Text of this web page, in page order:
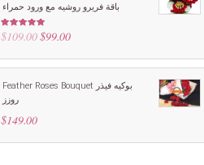
باقة فريرو روشيه مع ورود حمراء
Rated 5.00
out of 5
$109.00 Original
was:
$99.00Current
is:
Feather Roses Bouquet بوكيه فيذر
روزز
$149.00